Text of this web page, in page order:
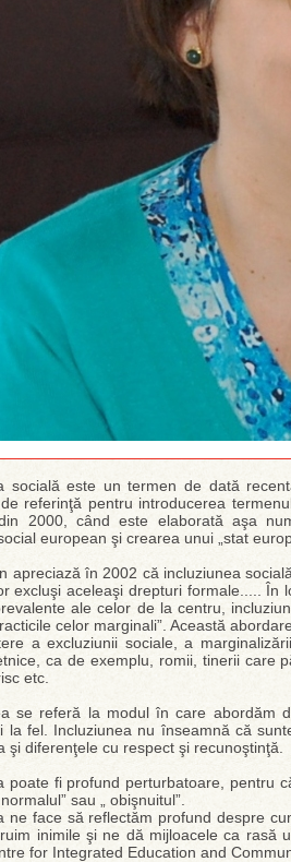
socială este un termen de dată
referinţă pentru introducerea
2000, când este elaborată aşa
european şi crearea unui „stat
apreciază în 2002 că incluziunea
excluşi aceleaşi drepturi formale.....
ale celor de la centru,
celor marginali”. Această
a excluziunii sociale, a
ca de exemplu, romii, tinerii care
etc.
se referă la modul în care abordăm
la fel. Incluziunea nu înseamnă că
şi diferenţele cu respect şi recunoştinţă.
poate fi profund perturbatoare, pentru
sau „ obişnuitul”.
ne face să reflectăm profund despre
inimile şi ne dă mijloacele ca rasă
for Integrated Education and